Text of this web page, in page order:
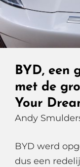
BYD, een
met de
Your
Andy
BYD werd
dus een